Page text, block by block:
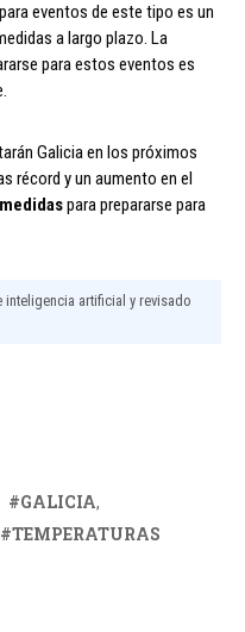
para eventos de este tipo es un
a largo plazo. La
para estos eventos es
Galicia en los próximos
récord y un aumento en el
para prepararse para
artificial y revisado
GALICIA
TEMPERATURAS